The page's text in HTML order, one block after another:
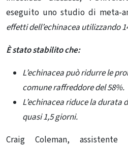
eseguito uno studio di meta-
effetti dell’echinacea utilizzando
È stato stabilito che:
L’echinacea può ridurre le
comune raffreddore del 58%.
L’echinacea riduce la durata
quasi 1,5 giorni.
Craig Coleman,